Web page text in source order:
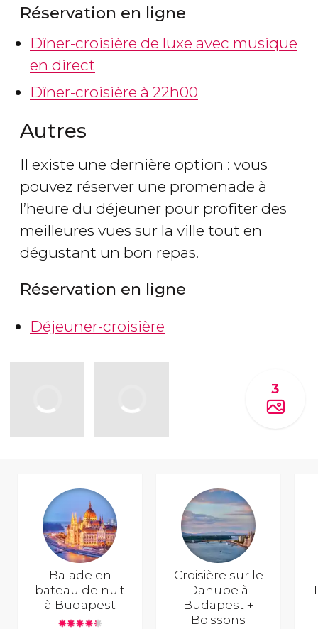
Réservation en ligne
Dîner-croisière de luxe avec musique
en direct
Dîner-croisière à 22h00
Autres
Il existe une dernière option : vous
pouvez réserver une promenade à
l’heure du déjeuner pour profiter des
meilleures vues sur la ville tout en
dégustant un bon repas.
Réservation en ligne
Déjeuner-croisière
3
Balade en
bateau de nuit
à Budapest
Croisière sur le
Danube à
Budapest +
Boissons